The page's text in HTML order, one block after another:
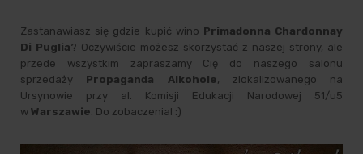
Zastanawiasz się gdzie kupić wino Primadonna Chardonnay
Di Puglia? Oczywiście możesz skorzystać z naszej strony, ale
przede wszystkim zapraszamy Cię do naszego salonu
sprzedaży Propaganda Alkohole, zlokalizowanego na
Ursynowie przy al. Komisji Edukacji Narodowej 51/u5
w Warszawie. Do zobaczenia! :)